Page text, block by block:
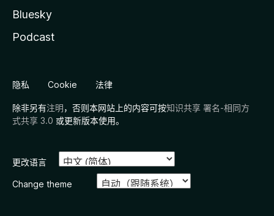
Bluesky
Podcast
隐私 Cookie 法律
除非另有注明，否则本网站上的内容可按知识共享 署名-相同方
式共享 3.0 或更新版本使用。
更改语言
Change theme